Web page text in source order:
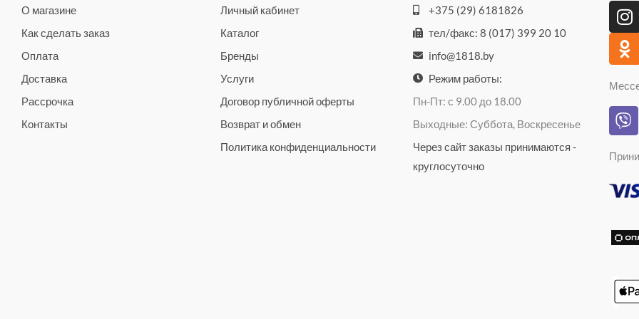
О магазине
Как сделать заказ
Оплата
Доставка
Рассрочка
Контакты
Личный кабинет
Каталог
Бренды
Услуги
Договор публичной оферты
Возврат и обмен
Политика конфиденциальности
+375 (29) 6181826
тел/факс: 8 (017) 399 20 10
info@1818.by
Режим работы:
Пн-Пт: с 9.00 до 18.00
Выходные: Суббота, Воскресенье
Через сайт заказы принимаются -
круглосуточно
I
n
s
t
a
r
a
m
O
d
n
o
k
a
s
s
i
k
V
i
e